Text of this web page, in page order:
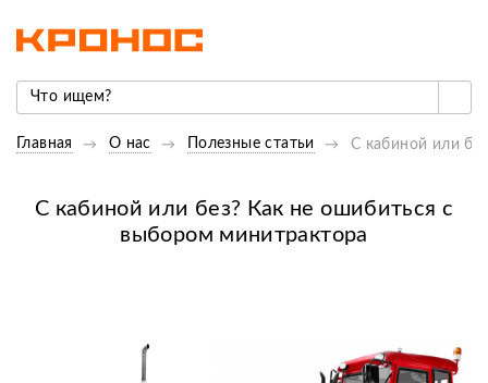
Главная О нас Полезные статьи С кабиной или
С кабиной или без? Как не ошибиться с
выбором минитрактора